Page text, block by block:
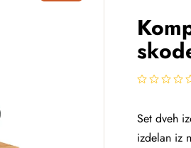
Set dveh
izdelan iz